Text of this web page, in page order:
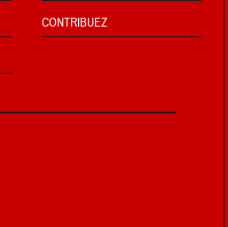
CONTRIBUEZ